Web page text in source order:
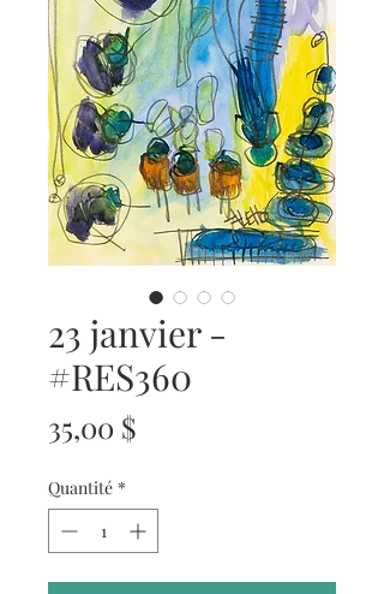
23 janvier -
#RES360
35,00 $
Quantité *